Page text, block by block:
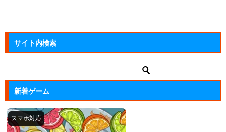
サイト内検索
新着ゲーム